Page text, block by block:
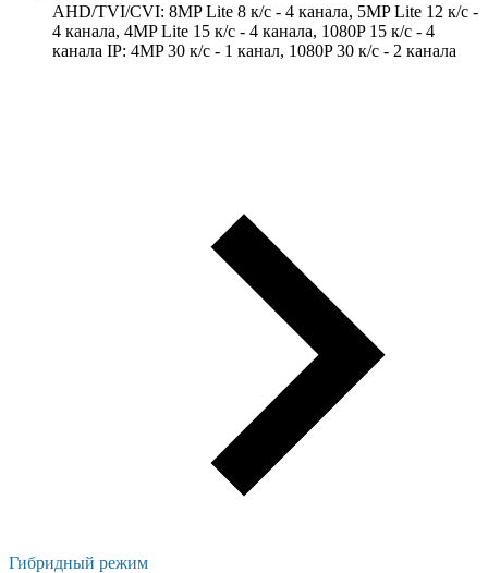
AHD/TVI/CVI: 8MP Lite 8 к/с - 4 канала, 5MP Lite 12 к/с -
4 канала, 4MP Lite 15 к/с - 4 канала, 1080P 15 к/с - 4
канала IP: 4MP 30 к/с - 1 канал, 1080P 30 к/с - 2 канала
Гибридный режим